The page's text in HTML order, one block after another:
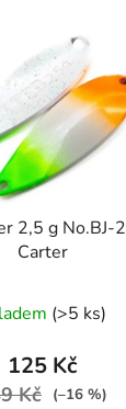
2,5 g No.BJ-2
Carter
(>5 ks)
125 Kč
Kč (–16 %)